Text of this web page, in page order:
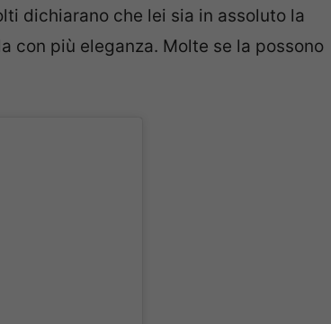
dichiarano che lei sia in assoluto la
con più eleganza. Molte se la possono